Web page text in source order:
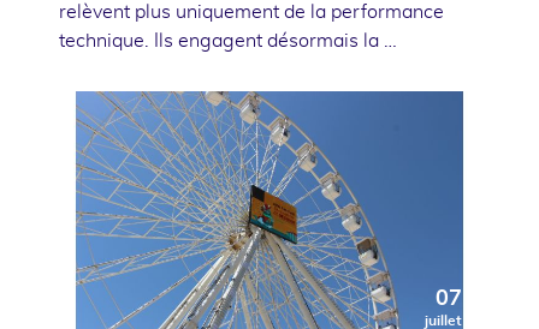
relèvent plus uniquement de la performance
technique. Ils engagent désormais la …
07
juillet